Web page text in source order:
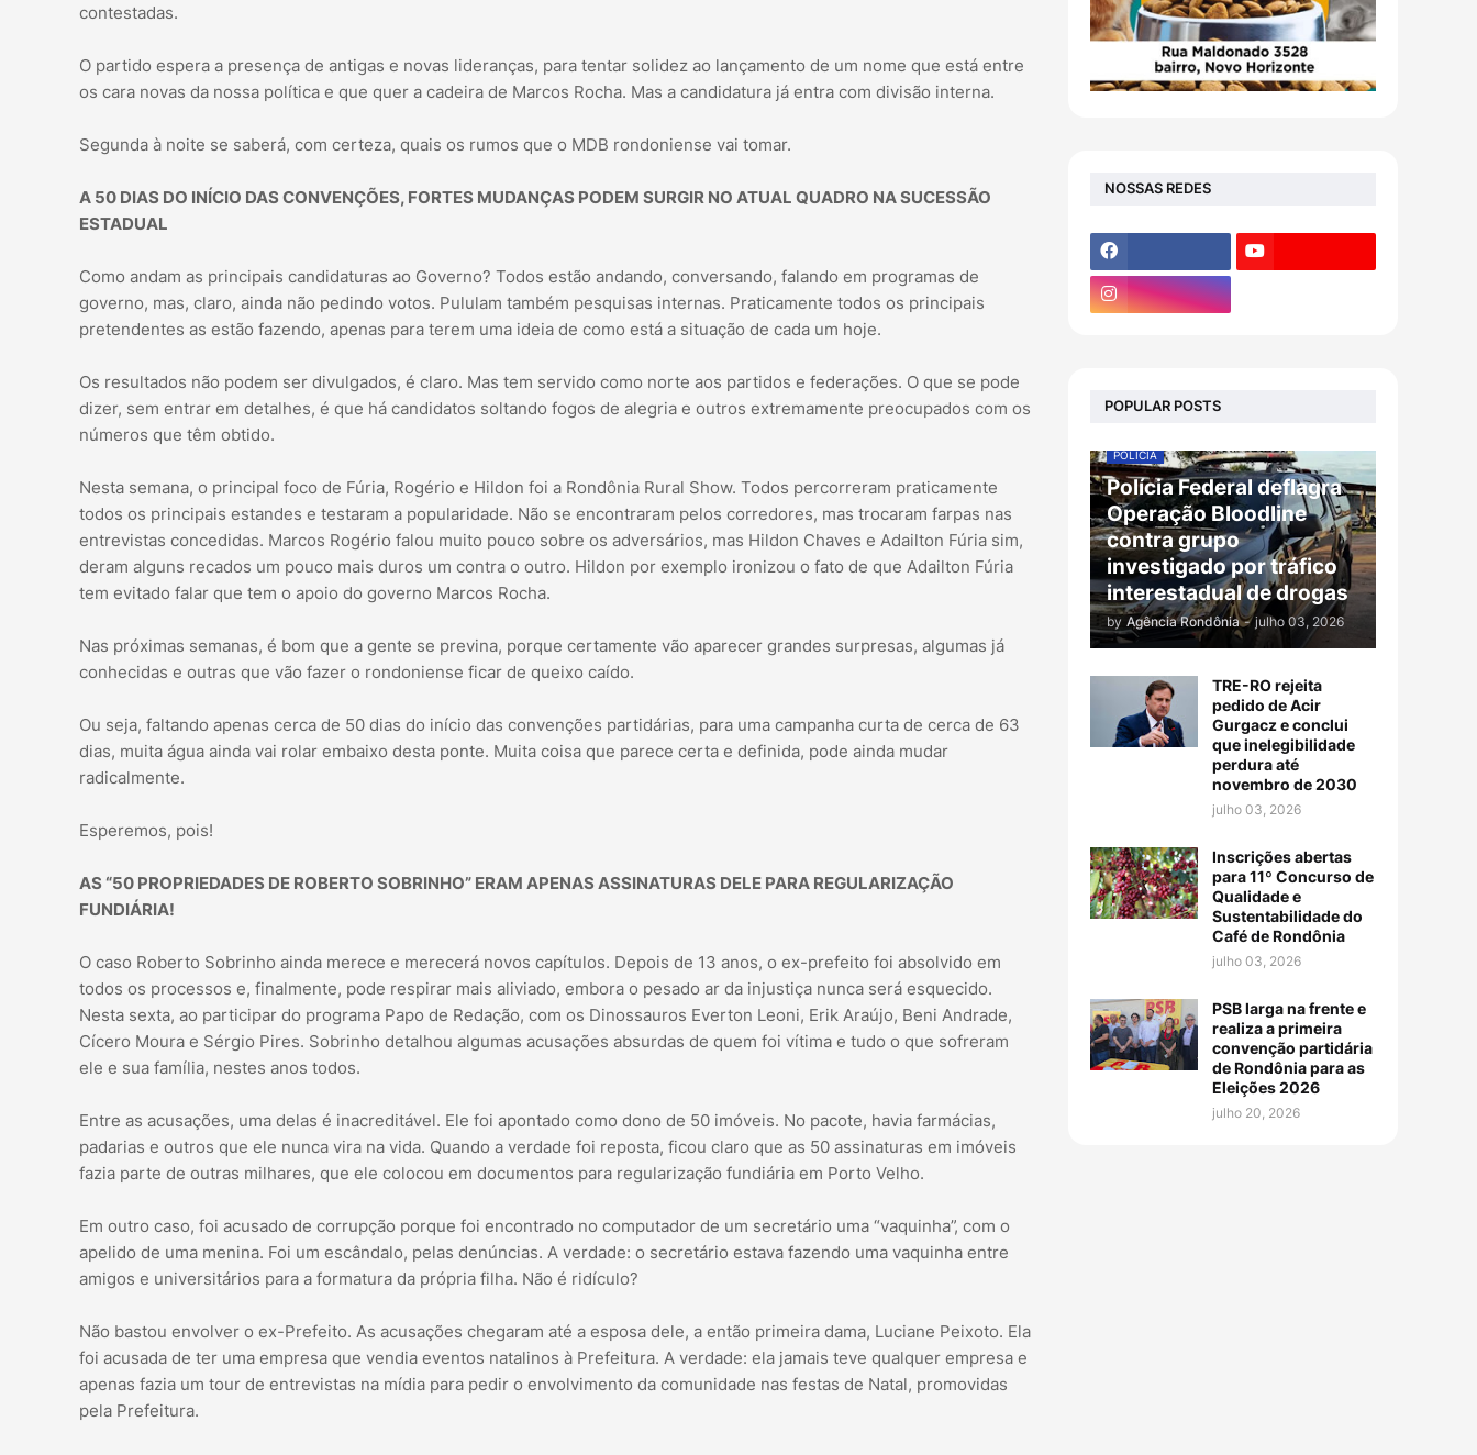
contestadas.
O partido espera a presença de antigas e novas lideranças, para tentar solidez ao lançamento de um nome que está entre
os cara novas da nossa política e que quer a cadeira de Marcos Rocha. Mas a candidatura já entra com divisão interna.
Segunda à noite se saberá, com certeza, quais os rumos que o MDB rondoniense vai tomar.
A 50 DIAS DO INÍCIO DAS CONVENÇÕES, FORTES MUDANÇAS PODEM SURGIR NO ATUAL QUADRO NA SUCESSÃO
ESTADUAL
Como andam as principais candidaturas ao Governo? Todos estão andando, conversando, falando em programas de
governo, mas, claro, ainda não pedindo votos. Pululam também pesquisas internas. Praticamente todos os principais
pretendentes as estão fazendo, apenas para terem uma ideia de como está a situação de cada um hoje.
Os resultados não podem ser divulgados, é claro. Mas tem servido como norte aos partidos e federações. O que se pode
dizer, sem entrar em detalhes, é que há candidatos soltando fogos de alegria e outros extremamente preocupados com os
números que têm obtido.
Nesta semana, o principal foco de Fúria, Rogério e Hildon foi a Rondônia Rural Show. Todos percorreram praticamente
todos os principais estandes e testaram a popularidade. Não se encontraram pelos corredores, mas trocaram farpas nas
entrevistas concedidas. Marcos Rogério falou muito pouco sobre os adversários, mas Hildon Chaves e Adailton Fúria sim,
deram alguns recados um pouco mais duros um contra o outro. Hildon por exemplo ironizou o fato de que Adailton Fúria
tem evitado falar que tem o apoio do governo Marcos Rocha.
Nas próximas semanas, é bom que a gente se previna, porque certamente vão aparecer grandes surpresas, algumas já
conhecidas e outras que vão fazer o rondoniense ficar de queixo caído.
Ou seja, faltando apenas cerca de 50 dias do início das convenções partidárias, para uma campanha curta de cerca de 63
dias, muita água ainda vai rolar embaixo desta ponte. Muita coisa que parece certa e definida, pode ainda mudar
radicalmente.
Esperemos, pois!
AS “50 PROPRIEDADES DE ROBERTO SOBRINHO” ERAM APENAS ASSINATURAS DELE PARA REGULARIZAÇÃO
FUNDIÁRIA!
O caso Roberto Sobrinho ainda merece e merecerá novos capítulos. Depois de 13 anos, o ex-prefeito foi absolvido em
todos os processos e, finalmente, pode respirar mais aliviado, embora o pesado ar da injustiça nunca será esquecido.
Nesta sexta, ao participar do programa Papo de Redação, com os Dinossauros Everton Leoni, Erik Araújo, Beni Andrade,
Cícero Moura e Sérgio Pires. Sobrinho detalhou algumas acusações absurdas de quem foi vítima e tudo o que sofreram
ele e sua família, nestes anos todos.
Entre as acusações, uma delas é inacreditável. Ele foi apontado como dono de 50 imóveis. No pacote, havia farmácias,
padarias e outros que ele nunca vira na vida. Quando a verdade foi reposta, ficou claro que as 50 assinaturas em imóveis
fazia parte de outras milhares, que ele colocou em documentos para regularização fundiária em Porto Velho.
Em outro caso, foi acusado de corrupção porque foi encontrado no computador de um secretário uma “vaquinha”, com o
apelido de uma menina. Foi um escândalo, pelas denúncias. A verdade: o secretário estava fazendo uma vaquinha entre
amigos e universitários para a formatura da própria filha. Não é ridículo?
Não bastou envolver o ex-Prefeito. As acusações chegaram até a esposa dele, a então primeira dama, Luciane Peixoto. Ela
foi acusada de ter uma empresa que vendia eventos natalinos à Prefeitura. A verdade: ela jamais teve qualquer empresa e
apenas fazia um tour de entrevistas na mídia para pedir o envolvimento da comunidade nas festas de Natal, promovidas
pela Prefeitura.
NOSSAS REDES
POPULAR POSTS
POLÍCIA
Polícia Federal deflagra
Operação Bloodline
contra grupo
investigado por tráfico
interestadual de drogas
by Agência Rondônia - julho 03, 2026
TRE-RO rejeita
pedido de Acir
Gurgacz e conclui
que inelegibilidade
perdura até
novembro de 2030
julho 03, 2026
Inscrições abertas
para 11º Concurso de
Qualidade e
Sustentabilidade do
Café de Rondônia
julho 03, 2026
PSB larga na frente e
realiza a primeira
convenção partidária
de Rondônia para as
Eleições 2026
julho 20, 2026